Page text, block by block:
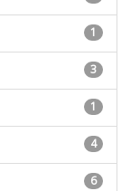
1
3
1
4
6